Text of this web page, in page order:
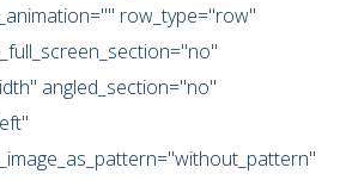
row_type="row"
angled_section="no"